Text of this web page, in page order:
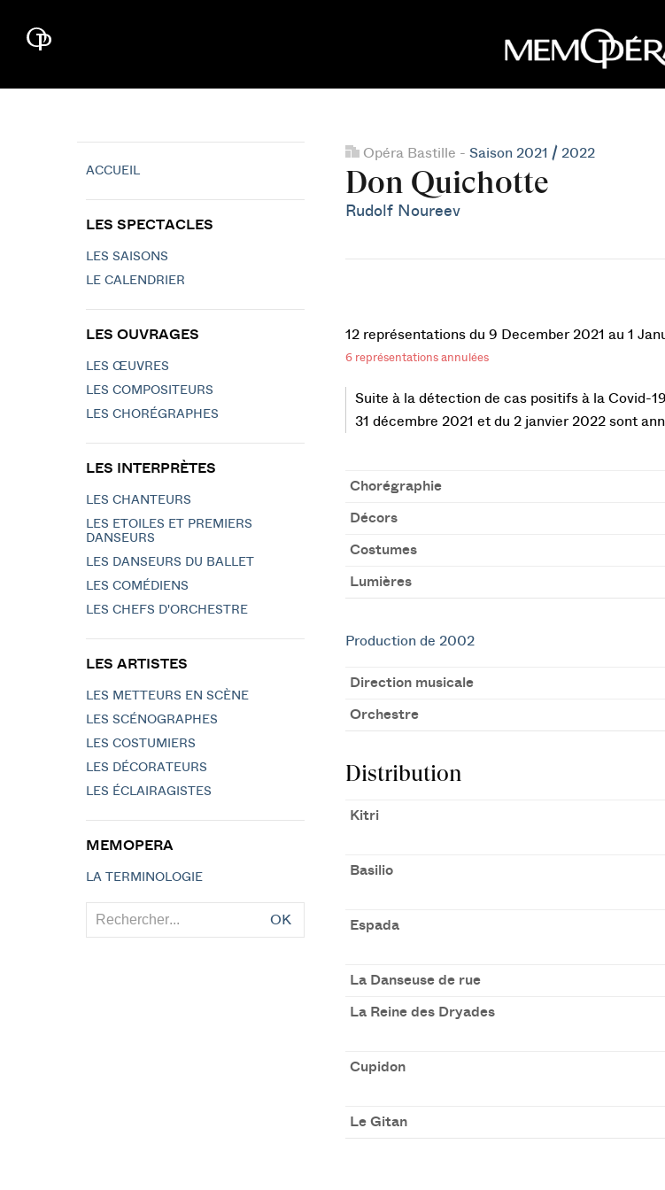
Opéra Bastille - Saison 2021 / 2022
Don Quichotte
Rudolf Noureev
12 représentations du 9 December 2021 au 1
6 représentations annulées
Suite à la détection de cas positifs à la Covid-
31 décembre 2021 et du 2 janvier 2022 sont
Chorégraphie
Décors
Costumes
Lumières
Production de 2002
Direction musicale
Orchestre
Distribution
Kitri
Basilio
Espada
La Danseuse de rue
La Reine des Dryades
Cupidon
Le Gitan
ACCUEIL
LES SPECTACLES
LES SAISONS
LE CALENDRIER
LES OUVRAGES
LES ŒUVRES
LES COMPOSITEURS
LES CHORÉGRAPHES
LES INTERPRÈTES
LES CHANTEURS
LES ETOILES ET PREMIERS
DANSEURS
LES DANSEURS DU BALLET
LES COMÉDIENS
LES CHEFS D'ORCHESTRE
LES ARTISTES
LES METTEURS EN SCÈNE
LES SCÉNOGRAPHES
LES COSTUMIERS
LES DÉCORATEURS
LES ÉCLAIRAGISTES
MEMOPERA
LA TERMINOLOGIE
OK